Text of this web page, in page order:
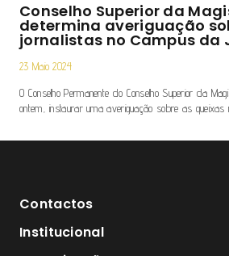
Conselho Superior da
determina averiguação
jornalistas no Campus da
23 Maio 2024
O Conselho Permanente do Conselho Superior da
ontem, instaurar uma averiguação sobre as queixas
Contactos
Institucional